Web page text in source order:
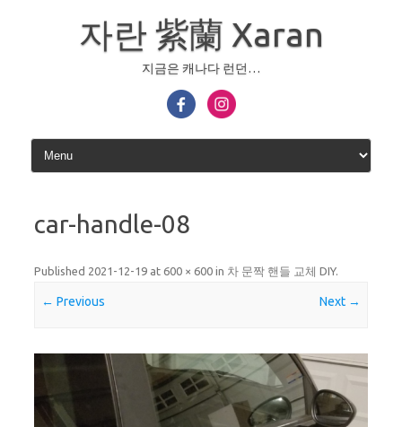
자란 紫蘭 Xaran
지금은 캐나다 런던…
car-handle-08
Published 2021-12-19 at 600 × 600 in 차 문짝 핸들 교체 DIY.
← Previous Next →